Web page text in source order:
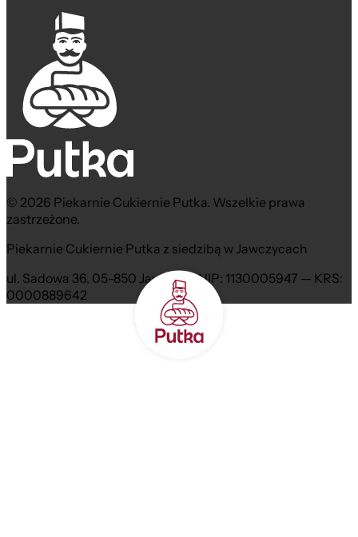
© 2026 Piekarnie Cukiernie Putka. Wszelkie prawa
zastrzeżone.
Piekarnie Cukiernie Putka z siedzibą w Jawczycach
ul. Sadowa 36, 05-850 Jawczyce NIP: 1130005947 — KRS:
0000889642